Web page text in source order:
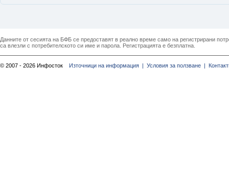
Данните от сесията на БФБ се предоставят в реално време само на регистрирани
са влезли с потребителското си име и парола. Регистрацията е безплатна.
© 2007 - 2026 Инфосток Източници на информация | Условия за ползване |